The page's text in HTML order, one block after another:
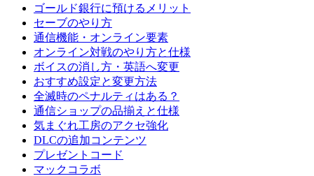
ゴールド銀行に預けるメリット
セーブのやり方
通信機能・オンライン要素
オンライン対戦のやり方と仕様
ボイスの消し方・英語へ変更
おすすめ設定と変更方法
全滅時のペナルティはある？
通信ショップの品揃えと仕様
気まぐれ工房のアクセ強化
DLCの追加コンテンツ
プレゼントコード
マックコラボ